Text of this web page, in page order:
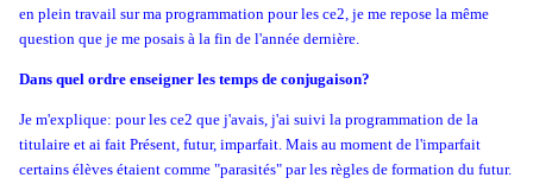
en plein travail sur ma programmation pour les ce2, je me repose la même
question que je me posais à la fin de l'année dernière.
Dans quel ordre enseigner les temps de conjugaison?
Je m'explique: pour les ce2 que j'avais, j'ai suivi la programmation de la
titulaire et ai fait Présent, futur, imparfait. Mais au moment de l'imparfait
certains élèves étaient comme "parasités" par les règles de formation du futur.